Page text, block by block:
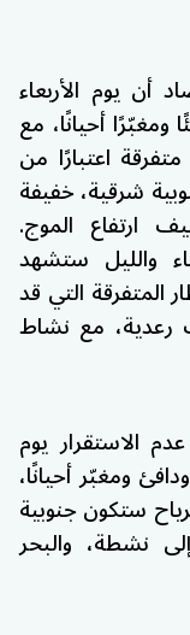
أن يوم الأربعاء
ومغبّرًا أحيانًا، مع
اعتبارًا من
شرقية، خفيفة
ارتفاع الموج.
والليل ستشهد
المتفرقة التي قد
رعدية، مع نشاط
الاستقرار يوم
ومغبّر أحيانًا،
ستكون جنوبية
نشطة، والبحر